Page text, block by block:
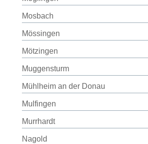
Mosbach
Mössingen
Mötzingen
Muggensturm
Mühlheim an der Donau
Mulfingen
Murrhardt
Nagold